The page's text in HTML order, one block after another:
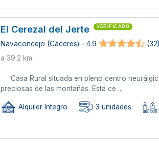
El Cerezal del Jerte VERIFICADO
Navaconcejo (Cáceres) - 4.9
(32)
a 39.2 km.
Casa Rural situada en pleno centro
preciosas de las montañas. Está ce ...
Alquiler íntegro 3 unidades